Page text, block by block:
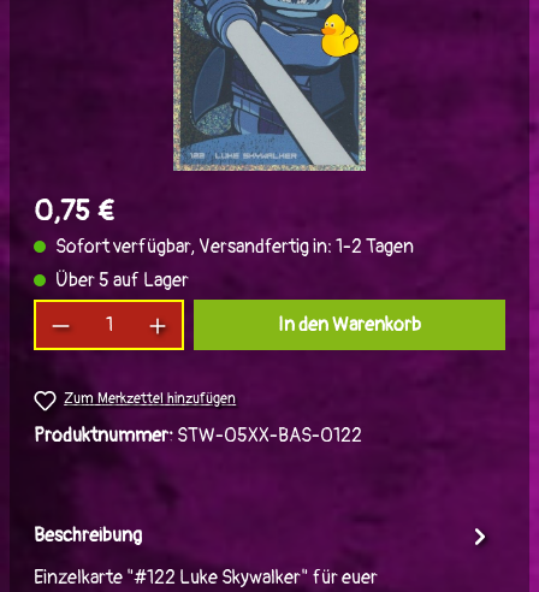
0,75 €
Sofort verfügbar, Versandfertig in: 1-2 Tagen
Über 5 auf Lager
Produkt Anzahl: Gib den gewünschten Wert
In den Warenkorb
Zum Merkzettel hinzufügen
Produktnummer: STW-05XX-BAS-0122
Beschreibung
Einzelkarte "#122 Luke Skywalker" für euer